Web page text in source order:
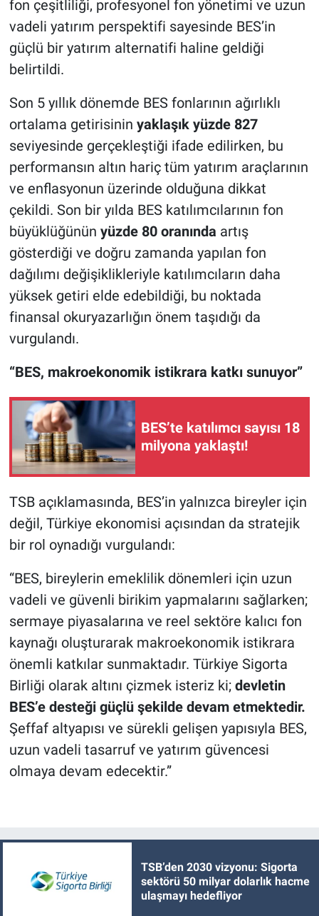
fon çeşitliliği, profesyonel fon yönetimi ve uzun
vadeli yatırım perspektifi sayesinde BES’in
güçlü bir yatırım alternatifi haline geldiği
belirtildi.
Son 5 yıllık dönemde BES fonlarının ağırlıklı
ortalama getirisinin yaklaşık yüzde 827
seviyesinde gerçekleştiği ifade edilirken, bu
performansın altın hariç tüm yatırım araçlarının
ve enflasyonun üzerinde olduğuna dikkat
çekildi. Son bir yılda BES katılımcılarının fon
büyüklüğünün yüzde 80 oranında artış
gösterdiği ve doğru zamanda yapılan fon
dağılımı değişiklikleriyle katılımcıların daha
yüksek getiri elde edebildiği, bu noktada
finansal okuryazarlığın önem taşıdığı da
vurgulandı.
“BES, makroekonomik istikrara katkı sunuyor”
BES’te katılımcı sayısı 18
milyona yaklaştı!
TSB açıklamasında, BES’in yalnızca bireyler için
değil, Türkiye ekonomisi açısından da stratejik
bir rol oynadığı vurgulandı:
“BES, bireylerin emeklilik dönemleri için uzun
vadeli ve güvenli birikim yapmalarını sağlarken;
sermaye piyasalarına ve reel sektöre kalıcı fon
kaynağı oluşturarak makroekonomik istikrara
önemli katkılar sunmaktadır. Türkiye Sigorta
Birliği olarak altını çizmek isteriz ki; devletin
BES’e desteği güçlü şekilde devam etmektedir.
Şeffaf altyapısı ve sürekli gelişen yapısıyla BES,
uzun vadeli tasarruf ve yatırım güvencesi
olmaya devam edecektir.”
TSB’den 2030 vizyonu: Sigorta
sektörü 50 milyar dolarlık hacme
ulaşmayı hedefliyor